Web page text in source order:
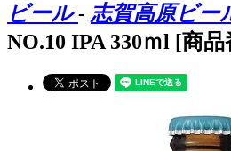
ビール- 志賀高原ビー
NO.10 IPA 330ｍl [商品